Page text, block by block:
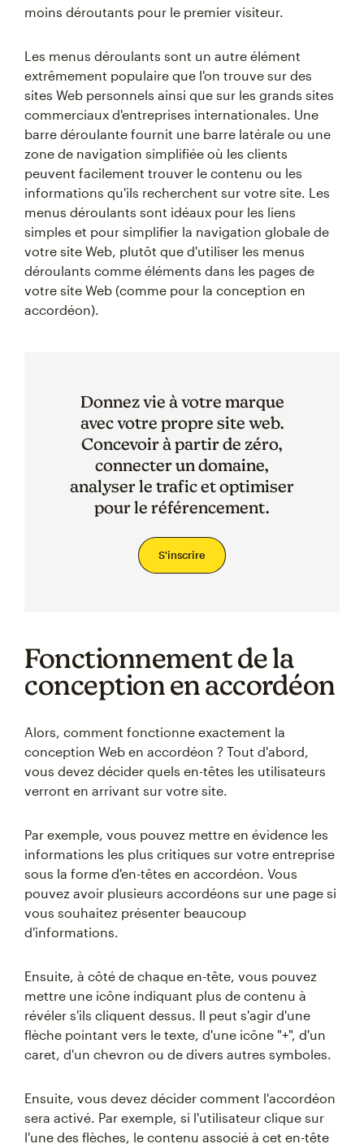
moins déroutants pour le premier visiteur.
Les menus déroulants sont un autre élément
extrêmement populaire que l'on trouve sur des
sites Web personnels ainsi que sur les grands sites
commerciaux d'entreprises internationales. Une
barre déroulante fournit une barre latérale ou une
zone de navigation simplifiée où les clients
peuvent facilement trouver le contenu ou les
informations qu'ils recherchent sur votre site. Les
menus déroulants sont idéaux pour les liens
simples et pour simplifier la navigation globale de
votre site Web, plutôt que d'utiliser les menus
déroulants comme éléments dans les pages de
votre site Web (comme pour la conception en
accordéon).
Donnez vie à votre marque
avec votre propre site web.
Concevoir à partir de zéro,
connecter un domaine,
analyser le trafic et optimiser
pour le référencement.
S'inscrire
Fonctionnement de la
conception en accordéon
Alors, comment fonctionne exactement la
conception Web en accordéon ? Tout d'abord,
vous devez décider quels en-têtes les utilisateurs
verront en arrivant sur votre site.
Par exemple, vous pouvez mettre en évidence les
informations les plus critiques sur votre entreprise
sous la forme d'en-têtes en accordéon. Vous
pouvez avoir plusieurs accordéons sur une page si
vous souhaitez présenter beaucoup
d'informations.
Ensuite, à côté de chaque en-tête, vous pouvez
mettre une icône indiquant plus de contenu à
révéler s'ils cliquent dessus. Il peut s'agir d'une
flèche pointant vers le texte, d'une icône "+", d'un
caret, d'un chevron ou de divers autres symboles.
Ensuite, vous devez décider comment l'accordéon
sera activé. Par exemple, si l'utilisateur clique sur
l'une des flèches, le contenu associé à cet en-tête